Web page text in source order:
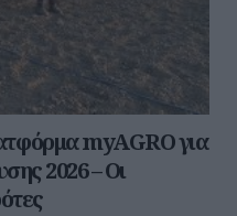
myAGRO για
2026 – Οι